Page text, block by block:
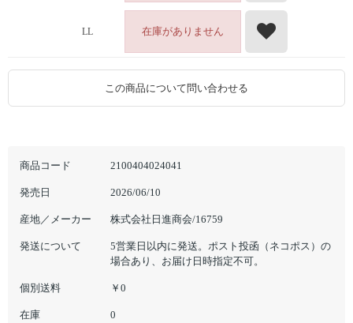
商品コード 2100404024041
発売日 2026/06/10
産地／メーカー 株式会社日進商会/16759
発送について
5営業日以内に発送。ポスト投函（ネコポス）の
場合あり、お届け日時指定不可。
個別送料 ￥0
在庫 0
LL 在庫がありません
この商品について問い合わせる